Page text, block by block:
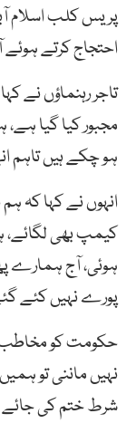
پریس کلب اسلام
احتجاج کرتے
تاجر رہنماؤں نے
مجبور کیا گیا
ہو چکے ہیں تاہم
انہوں نے کہا کہ
کیمپ بھی لگائے،
ہوئی، آج ہمارے
پورے نہیں کئے
حکومت کو مخاطب
نہیں ماننی تو
شرط ختم کی جائے